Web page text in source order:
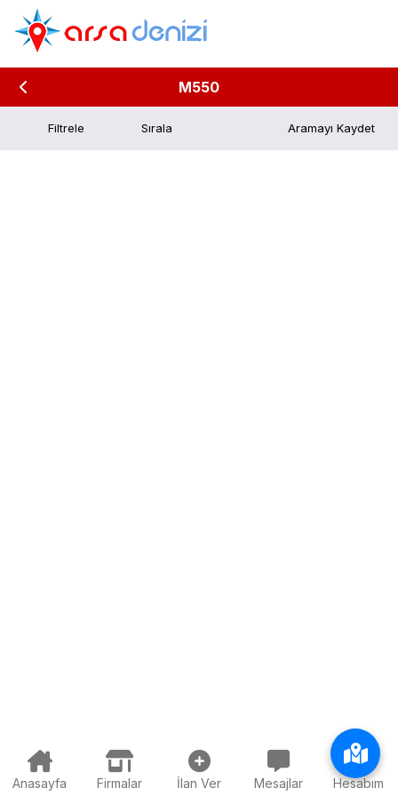
M550
Filtrele Aramayı Kaydet
Anasayfa Firmalar İlan Ver Mesajlar Hesabım